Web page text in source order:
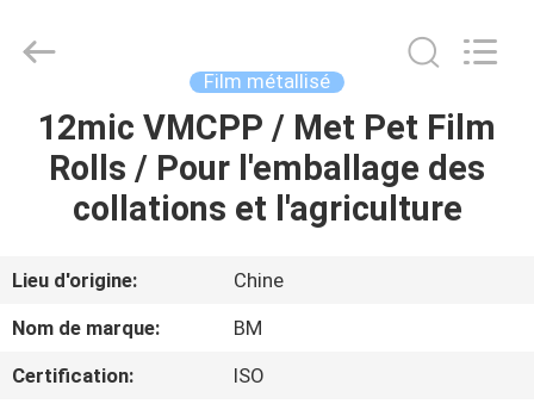
MAISON
PRODUITS
VIDÉOS
and
Exporting
Reserved.
Film métallisé
12mic VMCPP / Met Pet Film
Rolls / Pour l'emballage des
collations et l'agriculture
Lieu d'origine:
Chine
Nom de marque:
BM
Certification:
ISO